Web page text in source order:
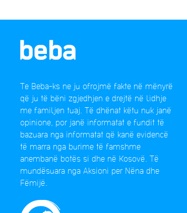
Te Beba-ks ne ju ofrojmë fakte në mënyrë
që ju të bëni zgjedhjen e drejtë në lidhje
me familjen tuaj. Të dhënat këtu nuk janë
opinione, por janë informatat e fundit të
bazuara nga informatat që kanë evidencë
të marra nga burime të famshme
anembanë botës si dhe në Kosovë. Të
mundësuara nga Aksioni per Nëna dhe
Fëmijë.